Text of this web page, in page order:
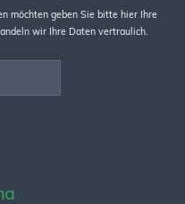
möchten geben Sie bitte hier Ihre
wir Ihre Daten vertraulich.